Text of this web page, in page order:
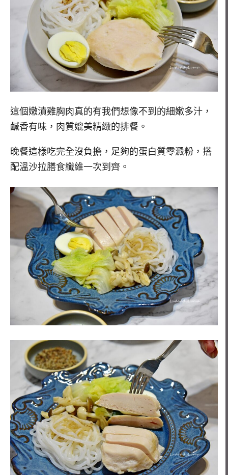
這個嫩漬雞胸肉真的有我們想像不到的細嫩多汁，
鹹香有味，肉質媲美精緻的排餐。
晚餐這樣吃完全沒負擔，足夠的蛋白質零澱粉，搭
配溫沙拉膳食纖維一次到齊。